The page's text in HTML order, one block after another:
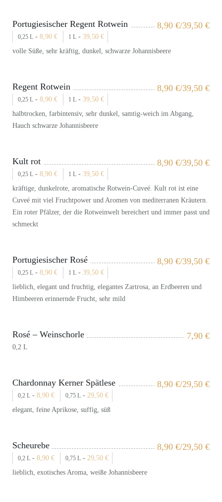
8,90 €/39,50 €
Portugiesischer Regent Rotwein
0,25 L - 8,90 € 1 L - 39,50 €
volle Süße, sehr kräftig, dunkel, schwarze Johannisbeere
8,90 €/39,50 €
Regent Rotwein
0,25 L - 8,90 € 1 L - 39,50 €
halbtrocken, farbintensiv, sehr dunkel, samtig-weich im Abgang,
Hauch schwarze Johannisbeere
8,90 €/39,50 €
Kult rot
0,25 L - 8,90 € 1 L - 39,50 €
kräftige, dunkelrote, aromatische Rotwein-Cuveé. Kult rot ist eine
Cuveé mit viel Fruchtpower und Aromen von mediterranen Kräutern.
Ein roter Pfälzer, der die Rotweinwelt bereichert und immer passt und
schmeckt
8,90 €/39,50 €
Portugiesischer Rosé
0,25 L - 8,90 € 1 L - 39,50 €
lieblich, elegant und fruchtig, elegantes Zartrosa, an Erdbeeren und
Himbeeren erinnernde Frucht, sehr mild
7,90 €
Rosé – Weinschorle
0,2 L
8,90 €/29,50 €
Chardonnay Kerner Spätlese
0,2 L - 8,90 € 0,75 L - 29,50 €
elegant, feine Aprikose, suffig, süß
8,90 €/29,50 €
Scheurebe
0,2 L - 8,90 € 0,75 L - 29,50 €
lieblich, exotisches Aroma, weiße Johannisbeere